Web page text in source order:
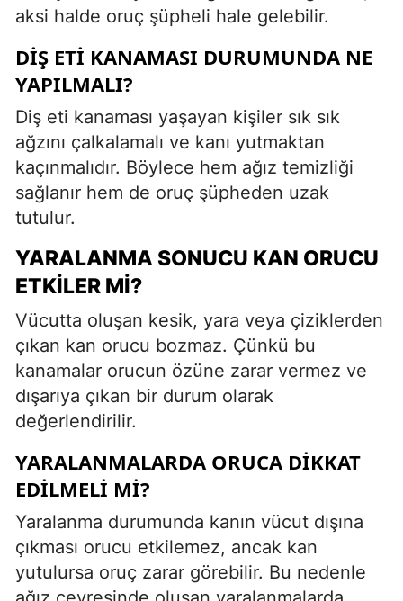
aksi halde oruç şüpheli hale gelebilir.
DIŞ ETI KANAMASI DURUMUNDA NE
YAPILMALI?
Diş eti kanaması yaşayan kişiler sık sık
ağzını çalkalamalı ve kanı yutmaktan
kaçınmalıdır. Böylece hem ağız temizliği
sağlanır hem de oruç şüpheden uzak
tutulur.
YARALANMA SONUCU KAN ORUCU
ETKILER MI?
Vücutta oluşan kesik, yara veya çiziklerden
çıkan kan orucu bozmaz. Çünkü bu
kanamalar orucun özüne zarar vermez ve
dışarıya çıkan bir durum olarak
değerlendirilir.
YARALANMALARDA ORUCA DIKKAT
EDILMELI MI?
Yaralanma durumunda kanın vücut dışına
çıkması orucu etkilemez, ancak kan
yutulursa oruç zarar görebilir. Bu nedenle